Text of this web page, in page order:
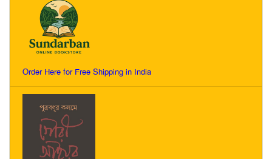
Order Here for Free Shipping in India